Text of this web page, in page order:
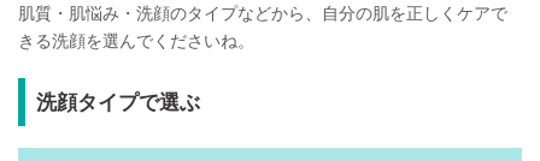
肌質・肌悩み・洗顔のタイプなどから、自分の肌を正しくケアで
きる洗顔を選んでくださいね。
洗顔タイプで選ぶ